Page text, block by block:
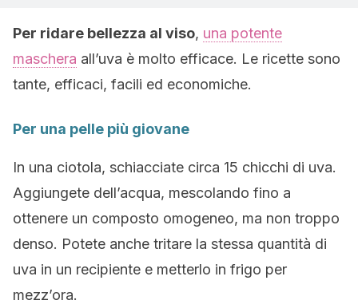
Per ridare bellezza al viso, una potente
maschera all’uva è molto efficace. Le ricette sono
tante, efficaci, facili ed economiche.
Per una pelle più giovane
In una ciotola, schiacciate circa 15 chicchi di uva.
Aggiungete dell’acqua, mescolando fino a
ottenere un composto omogeneo, ma non troppo
denso. Potete anche tritare la stessa quantità di
uva in un recipiente e metterlo in frigo per
mezz’ora.